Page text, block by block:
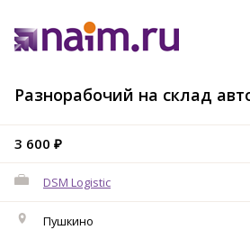
Разнорабочий на склад
3 600 ₽
DSM Logistic
Пушкино